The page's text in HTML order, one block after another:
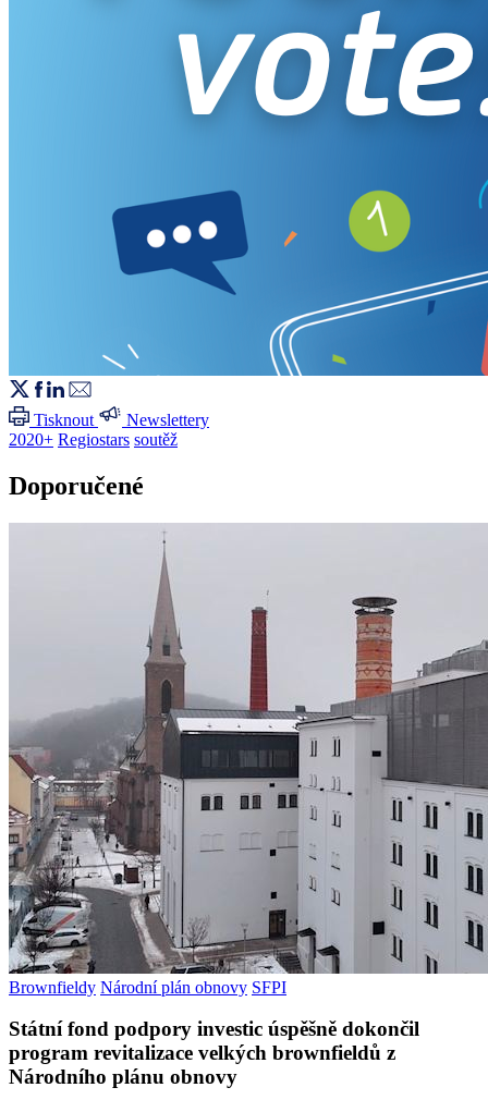
Tisknout
Newslettery
2020+ Regiostars soutěž
Doporučené
Brownfieldy Národní plán obnovy SFPI
Státní fond podpory investic úspěšně dokončil
program revitalizace velkých brownfieldů z
Národního plánu obnovy